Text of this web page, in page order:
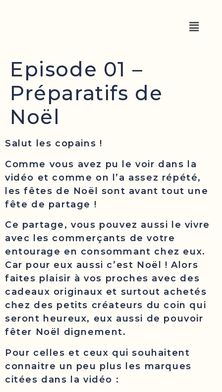
Episode 01 –
Préparatifs de
Noël
Salut les copains !
Comme vous avez pu le voir dans la
vidéo et comme on l’a assez répété,
les fêtes de Noël sont avant tout une
fête de partage !
Ce partage, vous pouvez aussi le vivre
avec les commerçants de votre
entourage en consommant chez eux.
Car pour eux aussi c’est Noël ! Alors
faites plaisir à vos proches avec des
cadeaux originaux et surtout achetés
chez des petits créateurs du coin qui
seront heureux, eux aussi de pouvoir
fêter Noël dignement.
Pour celles et ceux qui souhaitent
connaitre un peu plus les marques
citées dans la vidéo :